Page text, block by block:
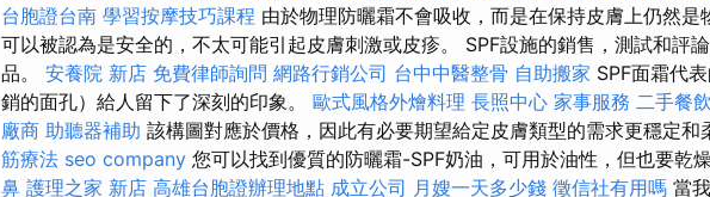
台胞證台南 學習按摩技巧課程 由於物理防曬霜不會吸收，而是在保持皮膚上仍然是
可以被認為是安全的，不太可能引起皮膚刺激或皮疹。 SPF設施的銷售，測試和評
品。 安養院 新店 免費律師詢問 網路行銷公司 台中中醫整骨 自助搬家 SPF面霜代
銷的面孔）給人留下了深刻的印象。 歐式風格外燴料理 長照中心 家事服務 二手餐
廠商 助聽器補助 該構圖對應於價格，因此有必要期望給定皮膚類型的需求更穩定和
筋療法 seo company 您可以找到優質的防曬霜-SPF奶油，可用於油性，但也要乾
鼻 護理之家 新店 高雄台胞證辦理地點 成立公司 月嫂一天多少錢 徵信社有用嗎 當